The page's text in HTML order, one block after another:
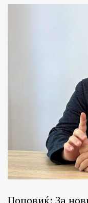
Поповиќ: За